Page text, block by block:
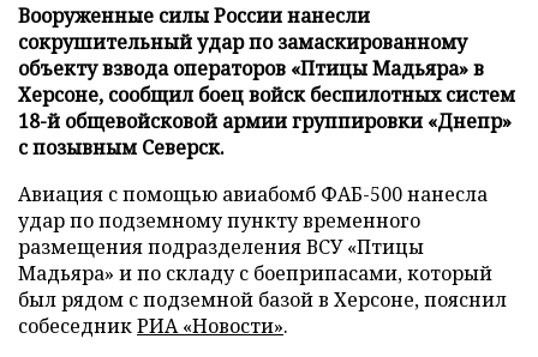
Вооруженные силы России нанесли
сокрушительный удар по замаскированному
объекту взвода операторов «Птицы Мадьяра» в
Херсоне, сообщил боец войск беспилотных систем
18-й общевойсковой армии группировки «Днепр»
с позывным Северск.
Авиация с помощью авиабомб ФАБ-500 нанесла
удар по подземному пункту временного
размещения подразделения ВСУ «Птицы
Мадьяра» и по складу с боеприпасами, который
был рядом с подземной базой в Херсоне, пояснил
собеседникРИА «Новости».